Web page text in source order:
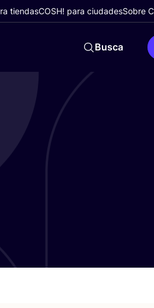
tiendasCOSH! para ciudadesSobre
Busca